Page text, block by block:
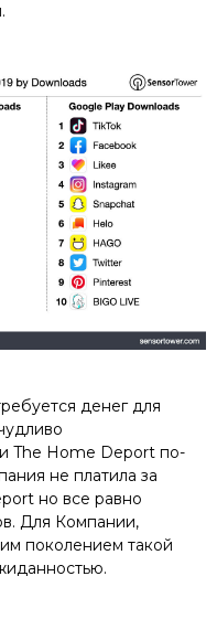
денег для
The Home Deport по-
не платила за
но все равно
Для Компании,
поколением такой